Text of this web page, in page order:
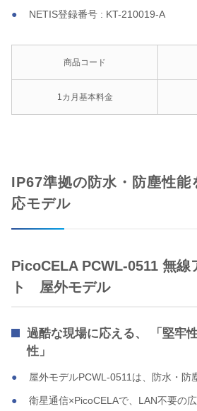
NETIS登録番号 : KT-210019-A
商品コード
1カ月基本料金
IP67準拠の防水・防塵性能
応モデル
PicoCELA PCWL-0511 無線
ト 屋外モデル
過酷な現場に応える、 「堅牢
性」
屋外モデルPCWL-0511は、防水・防
衛星通信×PicoCELAで、LAN不要の